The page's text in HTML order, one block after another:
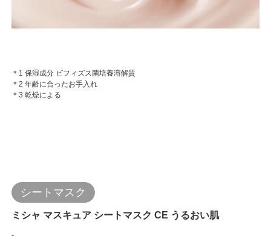
＊1 保湿成分 ビフィズス菌培養溶解質
＊2 年齢に合ったお手入れ
＊3 乾燥による
シートマスク
ミシャ マスキュア シートマスク CE うるおい肌